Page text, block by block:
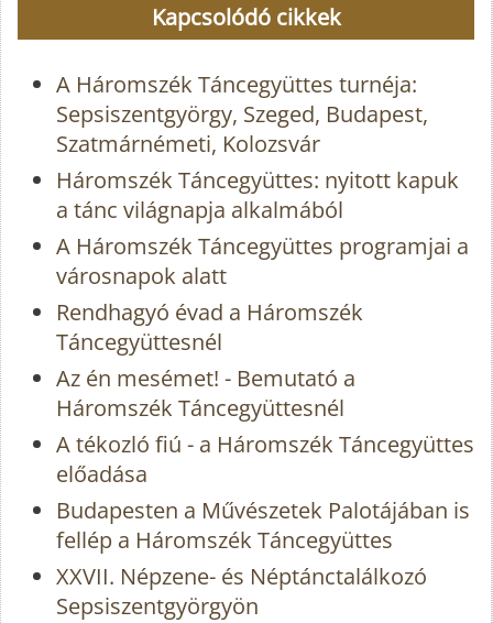
Kapcsolódó cikkek
A Háromszék Táncegyüttes turnéja:
Sepsiszentgyörgy, Szeged, Budapest,
Szatmárnémeti, Kolozsvár
Háromszék Táncegyüttes: nyitott kapuk
a tánc világnapja alkalmából
A Háromszék Táncegyüttes programjai a
városnapok alatt
Rendhagyó évad a Háromszék
Táncegyüttesnél
Az én mesémet! - Bemutató a
Háromszék Táncegyüttesnél
A tékozló fiú - a Háromszék Táncegyüttes
előadása
Budapesten a Művészetek Palotájában is
fellép a Háromszék Táncegyüttes
XXVII. Népzene- és Néptánctalálkozó
Sepsiszentgyörgyön